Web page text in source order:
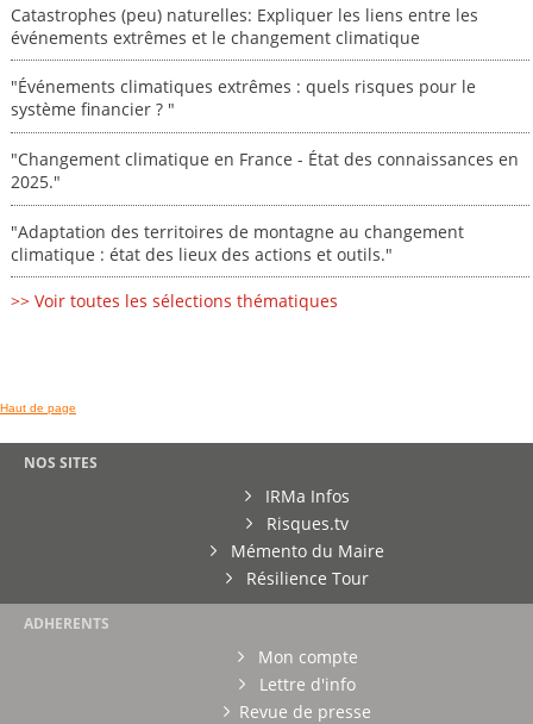
Catastrophes (peu) naturelles: Expliquer les liens entre les
événements extrêmes et le changement climatique
"Événements climatiques extrêmes : quels risques pour le
système financier ? "
"Changement climatique en France - État des connaissances en
2025."
"Adaptation des territoires de montagne au changement
climatique : état des lieux des actions et outils."
>> Voir toutes les sélections thématiques
Haut de page
NOS SITES
IRMa Infos
Risques.tv
Mémento du Maire
Résilience Tour
ADHERENTS
Mon compte
Lettre d'info
Revue de presse